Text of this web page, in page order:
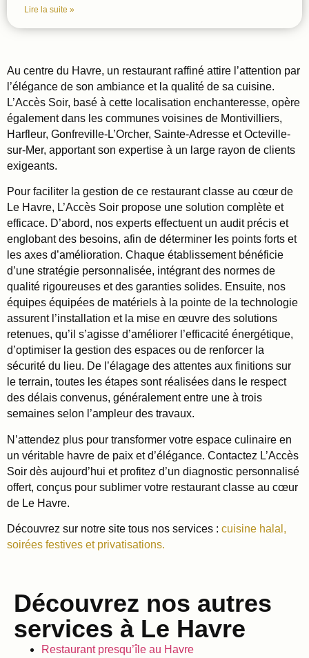
Lire la suite »
Au centre du Havre, un restaurant raffiné attire l’attention par
l’élégance de son ambiance et la qualité de sa cuisine.
L’Accès Soir, basé à cette localisation enchanteresse, opère
également dans les communes voisines de Montivilliers,
Harfleur, Gonfreville-L’Orcher, Sainte-Adresse et Octeville-
sur-Mer, apportant son expertise à un large rayon de clients
exigeants.
Pour faciliter la gestion de ce restaurant classe au cœur de
Le Havre, L’Accès Soir propose une solution complète et
efficace. D’abord, nos experts effectuent un audit précis et
englobant des besoins, afin de déterminer les points forts et
les axes d’amélioration. Chaque établissement bénéficie
d’une stratégie personnalisée, intégrant des normes de
qualité rigoureuses et des garanties solides. Ensuite, nos
équipes équipées de matériels à la pointe de la technologie
assurent l’installation et la mise en œuvre des solutions
retenues, qu’il s’agisse d’améliorer l’efficacité énergétique,
d’optimiser la gestion des espaces ou de renforcer la
sécurité du lieu. De l’élagage des attentes aux finitions sur
le terrain, toutes les étapes sont réalisées dans le respect
des délais convenus, généralement entre une à trois
semaines selon l’ampleur des travaux.
N’attendez plus pour transformer votre espace culinaire en
un véritable havre de paix et d’élégance. Contactez L’Accès
Soir dès aujourd’hui et profitez d’un diagnostic personnalisé
offert, conçus pour sublimer votre restaurant classe au cœur
de Le Havre.
Découvrez sur notre site tous nos services : cuisine halal,
soirées festives et privatisations.
Découvrez nos autres
services à Le Havre
Restaurant presqu’île au Havre